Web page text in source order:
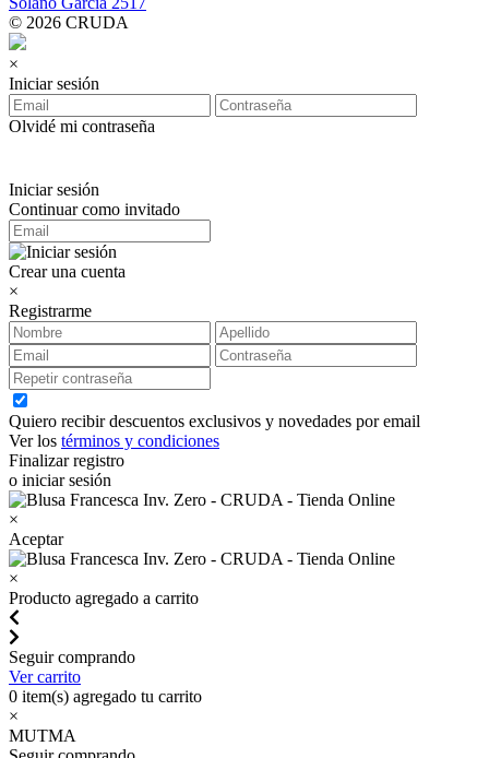
© 2026 CRUDA
×
Iniciar sesión
Olvidé mi contraseña
Iniciar sesión
Continuar como invitado
Crear una cuenta
×
Registrarme
Quiero recibir descuentos exclusivos y novedades por email
Ver los términos y condiciones
Finalizar registro
o iniciar sesión
×
Aceptar
×
Producto agregado a carrito
Seguir comprando
Ver carrito
0 item(s) agregado tu carrito
×
MUTMA